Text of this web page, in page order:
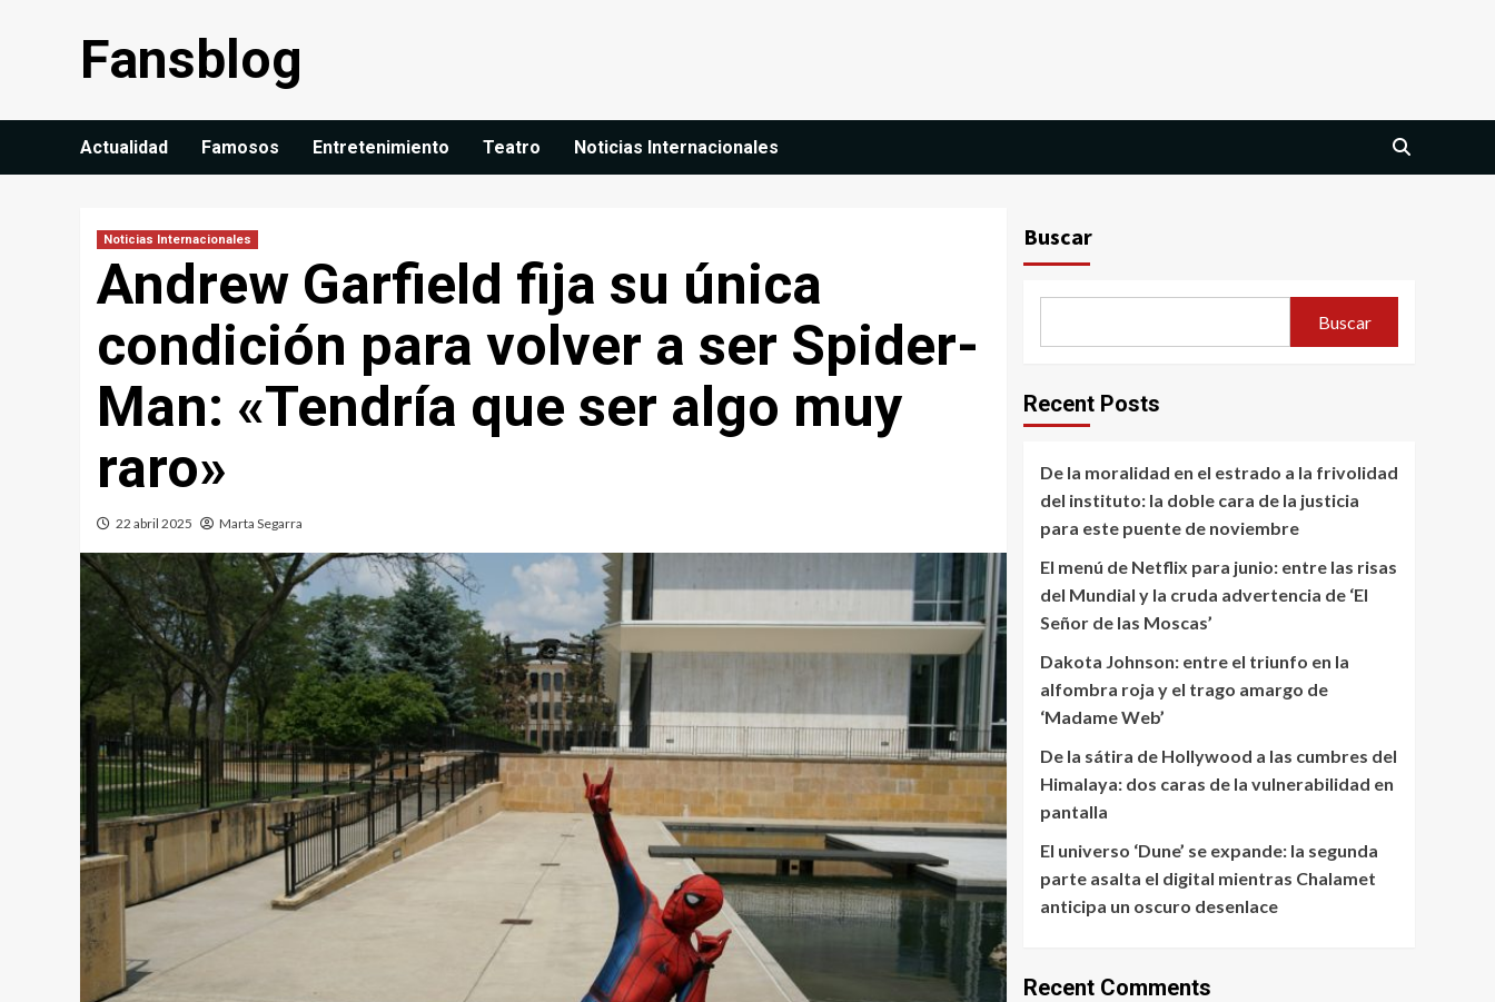
Fansblog
Actualidad Famosos Entretenimiento Teatro Noticias Internacionales
Noticias Internacionales
Andrew Garfield fija su única
condición para volver a ser Spider-
Man: «Tendría que ser algo muy
raro»
22 abril 2025 Marta Segarra
Buscar
Buscar
Recent Posts
De la moralidad en el estrado a la frivolidad
del instituto: la doble cara de la justicia
para este puente de noviembre
El menú de Netflix para junio: entre las risas
del Mundial y la cruda advertencia de ‘El
Señor de las Moscas’
Dakota Johnson: entre el triunfo en la
alfombra roja y el trago amargo de
‘Madame Web’
De la sátira de Hollywood a las cumbres del
Himalaya: dos caras de la vulnerabilidad en
pantalla
El universo ‘Dune’ se expande: la segunda
parte asalta el digital mientras Chalamet
anticipa un oscuro desenlace
Recent Comments